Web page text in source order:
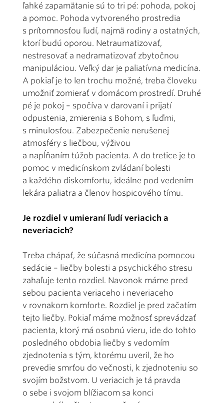
ľahké zapamätanie sú to tri pé: pohoda, pokoj
a pomoc. Pohoda vytvoreného prostredia
s prítomnosťou ľudí, najmä rodiny a ostatných,
ktorí budú oporou. Netraumatizovať,
nestresovať a nedramatizovať zbytočnou
manipuláciou. Veľký dar je paliatívna medicína.
A pokiaľ je to len trochu možné, treba človeku
umožniť zomierať v domácom prostredí. Druhé
pé je pokoj – spočíva v darovaní i prijatí
odpustenia, zmierenia s Bohom, s ľuďmi,
s minulosťou. Zabezpečenie nerušenej
atmosféry s liečbou, výživou
a napĺňaním túžob pacienta. A do tretice je to
pomoc v medicínskom zvládaní bolesti
a každého diskomfortu, ideálne pod vedením
lekára paliatra a členov hospicového tímu.
Je rozdiel v umieraní ľudí veriacich a
neveriacich?
Treba chápať, že súčasná medicína pomocou
sedácie – liečby bolesti a psychického stresu
zahaľuje tento rozdiel. Navonok máme pred
sebou pacienta veriaceho i neveriaceho
v rovnakom komforte. Rozdiel je pred začatím
tejto liečby. Pokiaľ máme možnosť sprevádzať
pacienta, ktorý má osobnú vieru, ide do tohto
posledného obdobia liečby s vedomím
zjednotenia s tým, ktorému uveril, že ho
prevedie smrťou do večnosti, k zjednoteniu so
svojím božstvom. U veriacich je tá pravda
o sebe i svojom blížiacom sa konci